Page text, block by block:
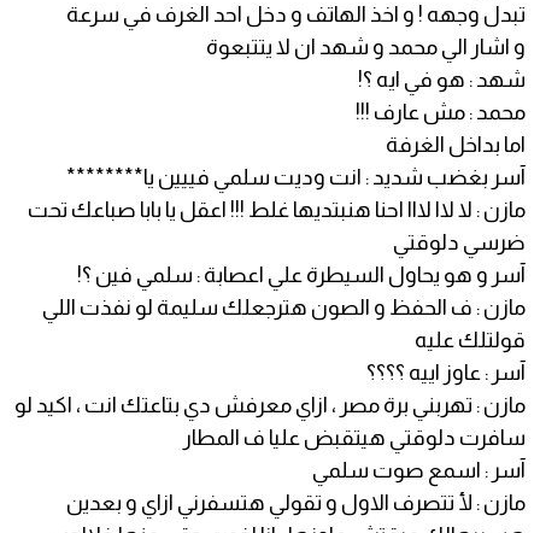
تبدل وجهه ! و اخذ الهاتف و دخل احد الغرف في سرعة
و اشار الي محمد و شهد ان لا يتتبعوة
شهد : هو في ايه ؟!
محمد : مش عارف !!!
اما بداخل الغرفة
آسر بغضب شديد : انت وديت سلمي فييين يا********
مازن : لا لاا لااا احنا هنبتديها غلط !!! اعقل يا بابا صباعك تحت
ضرسي دلوقتي
آسر و هو يحاول السيطرة علي اعصابة : سلمي فين ؟!
مازن : ف الحفظ و الصون هترجعلك سليمة لو نفذت اللي
قولتلك عليه
آسر : عاوز اييه ؟؟؟؟
مازن : تهربني برة مصر ، ازاي معرفش دي بتاعتك انت ، اكيد لو
سافرت دلوقتي هيتقبض عليا ف المطار
آسر : اسمع صوت سلمي
مازن : لأ تتصرف الاول و تقولي هتسفرني ازاي و بعدين